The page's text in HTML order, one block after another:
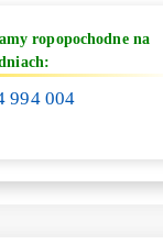
ropopochodne na
994 004